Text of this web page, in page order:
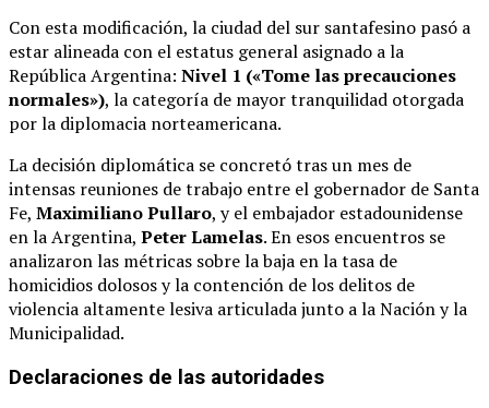
Con esta modificación, la ciudad del sur santafesino pasó a
estar alineada con el estatus general asignado a la
República Argentina: Nivel 1 («Tome las precauciones
normales»), la categoría de mayor tranquilidad otorgada
por la diplomacia norteamericana.
La decisión diplomática se concretó tras un mes de
intensas reuniones de trabajo entre el gobernador de Santa
Fe, Maximiliano Pullaro, y el embajador estadounidense
en la Argentina, Peter Lamelas.En esos encuentros se
analizaron las métricas sobre la baja en la tasa de
homicidios dolosos y la contención de los delitos de
violencia altamente lesiva articulada junto a la Nación y la
Municipalidad.
Declaraciones de las autoridades